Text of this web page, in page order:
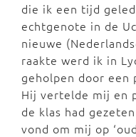
die ik een tijd
echtgenote in de
nieuwe
raakte werd ik in
geholpen door een
Hij vertelde mij en
de klas had
vond om mij op